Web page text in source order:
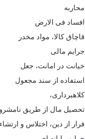
محاربه
افساد فی الارض
قاچاق کالا، مواد مخدر
جرایم مالی
خیانت در امانت، جعل
استفاده از سند مجعول
کلاهبرداری،
تحصیل مال از طریق
فرار از دین، اختلاس و ارتشاء